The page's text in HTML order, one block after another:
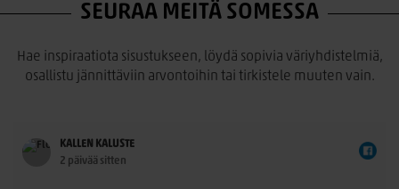
SEURAA MEITÄ SOMESSA
Hae inspiraatiota sisustukseen, löydä sopivia väriyhdistelmiä,
osallistu jännittäviin arvontoihin tai tirkistele muuten vain.
KALLEN KALUSTE
2 päivää sitten